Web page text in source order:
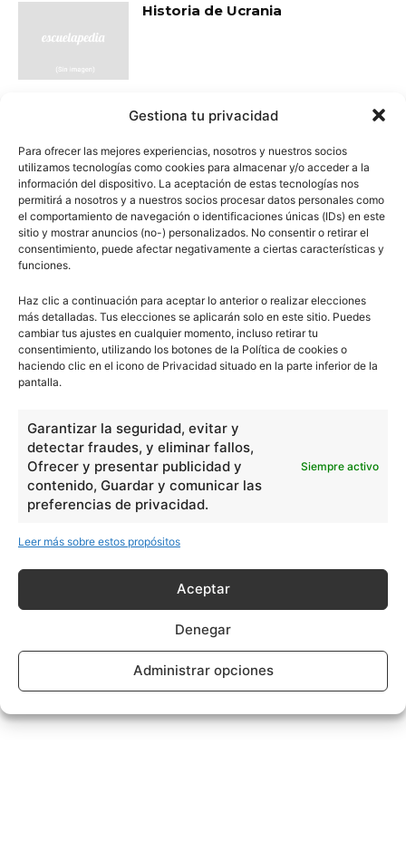
Gestiona tu privacidad
Para ofrecer las mejores experiencias, nosotros y nuestros socios
utilizamos tecnologías como cookies para almacenar y/o acceder a la
información del dispositivo. La aceptación de estas tecnologías nos
permitirá a nosotros y a nuestros socios procesar datos personales como
el comportamiento de navegación o identificaciones únicas (IDs) en este
sitio y mostrar anuncios (no-) personalizados. No consentir o retirar el
consentimiento, puede afectar negativamente a ciertas características y
funciones.
Haz clic a continuación para aceptar lo anterior o realizar elecciones
más detalladas. Tus elecciones se aplicarán solo en este sitio. Puedes
cambiar tus ajustes en cualquier momento, incluso retirar tu
consentimiento, utilizando los botones de la Política de cookies o
haciendo clic en el icono de Privacidad situado en la parte inferior de la
pantalla.
Garantizar la seguridad, evitar y
detectar fraudes, y eliminar fallos,
Ofrecer y presentar publicidad y
contenido, Guardar y comunicar las
preferencias de privacidad.
Siempre activo
Leer más sobre estos propósitos
Aceptar
Denegar
Administrar opciones
Historia de Ucrania